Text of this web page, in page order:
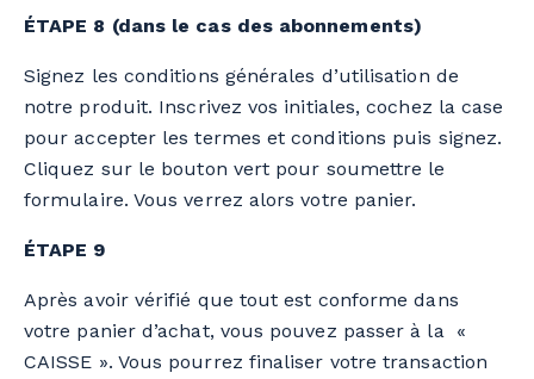
ÉTAPE 8 (dans le cas des abonnements)
Signez les conditions générales d’utilisation de
notre produit. Inscrivez vos initiales, cochez la case
pour accepter les termes et conditions puis signez.
Cliquez sur le bouton vert pour soumettre le
formulaire. Vous verrez alors votre panier.
ÉTAPE 9
Après avoir vérifié que tout est conforme dans
votre panier d’achat, vous pouvez passer à la «
CAISSE ». Vous pourrez finaliser votre transaction